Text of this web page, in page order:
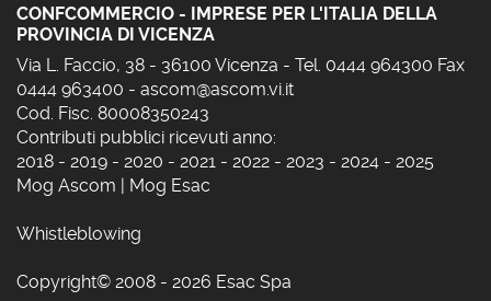
CONFCOMMERCIO - IMPRESE PER L'ITALIA DELLA
PROVINCIA DI VICENZA
Via L. Faccio, 38 - 36100 Vicenza - Tel. 0444 964300 Fax
0444 963400 - ascom@ascom.vi.it
Cod. Fisc. 80008350243
Contributi pubblici ricevuti anno:
2018 - 2019 - 2020 - 2021 - 2022 - 2023 - 2024 - 2025
Mog Ascom | Mog Esac
Whistleblowing
Copyright© 2008 - 2026 Esac Spa